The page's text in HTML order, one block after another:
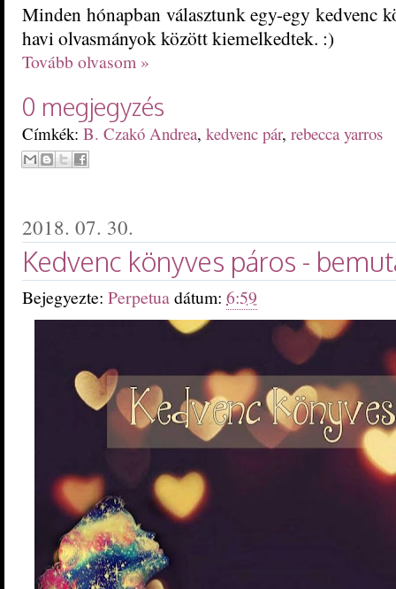
Minden hónapban választunk egy-egy kedvenc
havi olvasmányok között kiemelkedtek. :)
Tovább olvasom »
0 megjegyzés
Címkék: B. Czakó Andrea, kedvenc pár, rebecca yarros
2018. 07. 30.
Kedvenc könyves páros -
Bejegyezte: Perpetuadátum: 6:59